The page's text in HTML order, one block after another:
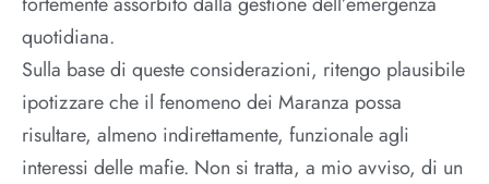
quotidiana.
Sulla base di queste considerazioni, ritengo plausibile
ipotizzare che il fenomeno dei Maranza possa
risultare, almeno indirettamente, funzionale agli
interessi delle mafie. Non si tratta, a mio avviso, di un